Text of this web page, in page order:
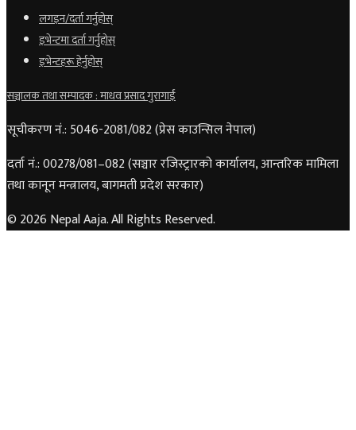
लगइन/दर्ता गर्नुहोस्
इभेन्टमा दर्ता गर्नुहोस्
इभेन्टहरू हेर्नुहोस्
सञ्चालक तथा सम्पादक : माधव प्रसाद गुरागाईं
सूचीकरण नं.: 5046-2081/082 (प्रेस काउन्सिल नेपाल)
दर्ता नं.: 00278/081–082 (सञ्चार रजिस्ट्रारको कार्यालय, आन्तरिक मामिला
तथा कानून मन्त्रालय, बागमती प्रदेश सरकार)
© 2026 Nepal Aaja. All Rights Reserved.